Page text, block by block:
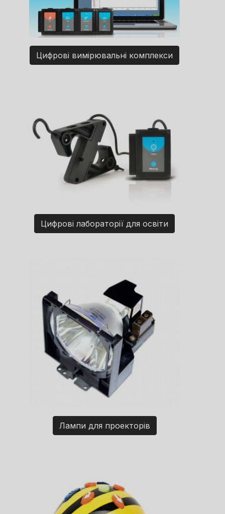
Цифрові вимірювальні комплекси
Цифрові лабораторії для освіти
Лампи для проекторів